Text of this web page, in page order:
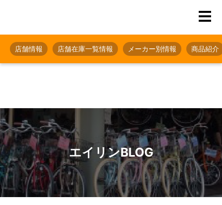
店舗情報 店舗在庫一覧情報 メーカー別情報 商品紹介
エイリンBLOG